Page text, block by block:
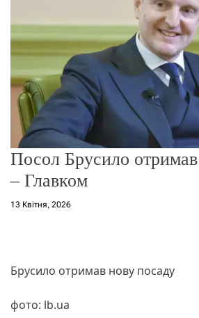
Посол Брусило
– Главком
13 Квітня, 2026
Брусило отримав нову посаду
фото: lb.ua